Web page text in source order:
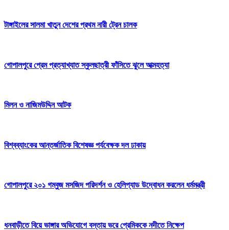
টাঙ্গাইলের সালমা খাতুন দেশের প্রথম নারী ট্রেন চালক
গোপালপুরে প্রেম প্রত্যাখ্যাত স্কুলছাত্রী ফাঁসিতে ঝুলে আত্মহত্যা
মিলন ও নাজিমউদ্দিন আটক
বিশ্বব্যাংকের আন্তর্জাতিক বিশেষজ্ঞ পর্যবেক্ষক দল ঢাকায়
গোপালপুরে ২০১ গম্বুজ মসজিদ পরিদর্শন ও হেলিপ্যাড উদ্বোধন করলেন ধর্মমন্ত্রী
ধনবাড়ীতে বিয়ে ভাঙ্গার অভিযোগে বস্তায় ভরে প্রেমিককে নদীতে নিক্ষেপ